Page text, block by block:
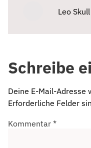
Leo
Schreibe
Deine E-Mail-
Erforderliche Felder
Kommentar *